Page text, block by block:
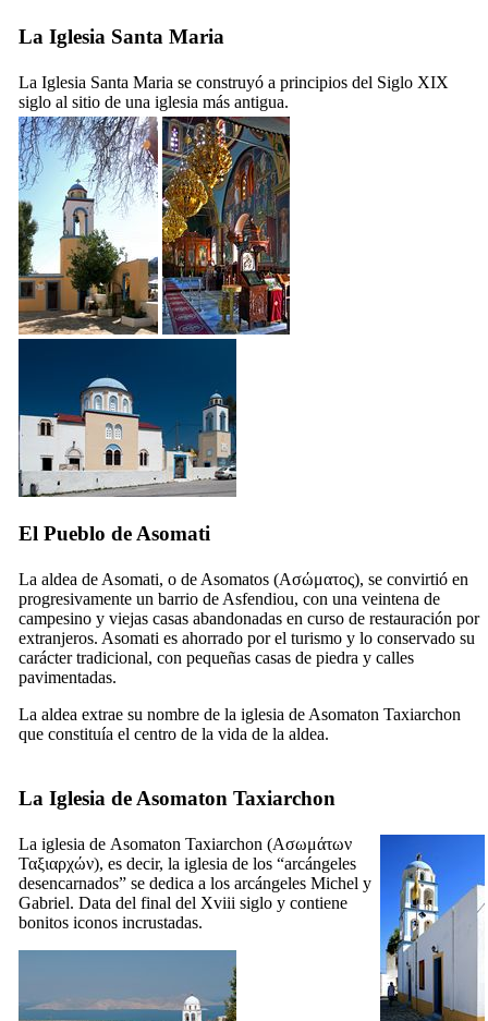
La Iglesia Santa Maria
La Iglesia Santa Maria se construyó a principios del Siglo XIX
siglo al sitio de una iglesia más antigua.
El Pueblo de Asomati
La aldea de Asomati, o de Asomatos (Ασώματος), se convirtió en
progresivamente un barrio de Asfendiou, con una veintena de
campesino y viejas casas abandonadas en curso de restauración por
extranjeros. Asomati es ahorrado por el turismo y lo conservado su
carácter tradicional, con pequeñas casas de piedra y calles
pavimentadas.
La aldea extrae su nombre de la iglesia de Asomaton Taxiarchon
que constituía el centro de la vida de la aldea.
La Iglesia de Asomaton Taxiarchon
La iglesia de Asomaton Taxiarchon (Ασωμάτων
Ταξιαρχών), es decir, la iglesia de los “arcángeles
desencarnados” se dedica a los arcángeles Michel y
Gabriel. Data del final del Xviii siglo y contiene
bonitos iconos incrustadas.